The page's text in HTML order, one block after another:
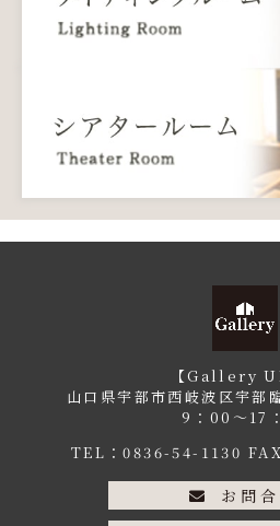
【Gallery
山口県宇部市西岐波区宇部
9：00〜17
TEL：0836-54-1130
お問合